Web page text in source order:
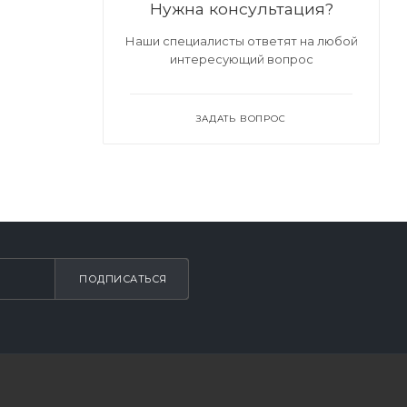
Нужна консультация?
Наши специалисты ответят на любой
интересующий вопрос
ЗАДАТЬ ВОПРОС
ПОДПИСАТЬСЯ